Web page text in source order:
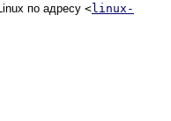
по адресу <linux-